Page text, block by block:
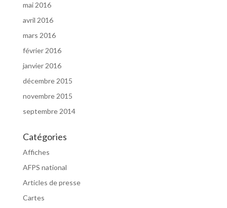
mai 2016
avril 2016
mars 2016
février 2016
janvier 2016
décembre 2015
novembre 2015
septembre 2014
Catégories
Affiches
AFPS national
Articles de presse
Cartes